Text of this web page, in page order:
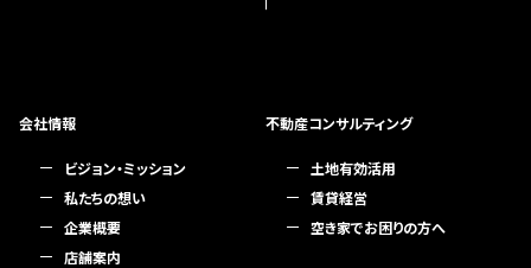
会社情報
ビジョン・ミッション
私たちの想い
企業概要
店舗案内
不動産コンサルティング
土地有効活用
賃貸経営
空き家でお困りの方へ